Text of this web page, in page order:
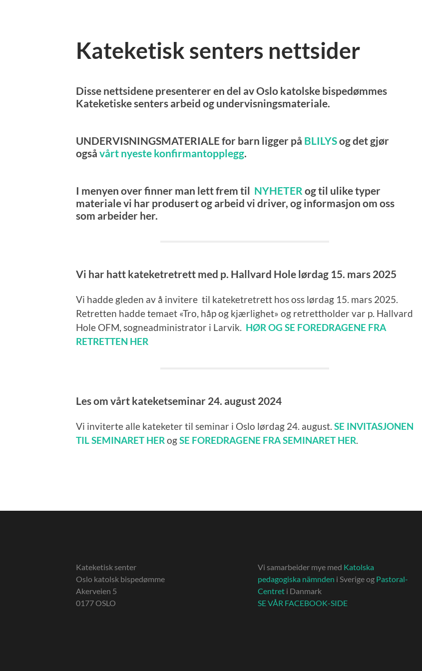
Kateketisk senters nettsider
Disse nettsidene presenterer en del av Oslo katolske bispedømmes
Kateketiske senters arbeid og undervisningsmateriale.
UNDERVISNINGSMATERIALE for barn ligger på BLILYSog det gjør
også vårt nyeste konfirmantopplegg.
I menyen over finner man lett frem til NYHETER og til ulike typer
materiale vi har produsert og arbeid vi driver, og informasjon om oss
som arbeider her.
Vi har hatt kateketretrett med p. Hallvard Hole lørdag 15. mars 2025
Vi hadde gleden av å invitere til kateketretrett hos oss lørdag 15. mars 2025.
Retretten hadde temaet «Tro, håp og kjærlighet» og retrettholder var p. Hallvard
Hole OFM, sogneadministrator i Larvik.
HØR OG SE FOREDRAGENE FRA
RETRETTEN HER
Les om vårt kateketseminar 24. august 2024
Vi inviterte alle kateketer til seminar i Oslo lørdag 24. august. SE INVITASJONEN
TIL SEMINARET HER ogSE FOREDRAGENE FRA SEMINARET HER
Kateketisk senter
Oslo katolsk bispedømme
Akerveien 5
0177 OSLO
Vi samarbeider mye med Katolska
pedagogiska nämnden i Sverige og Pastoral-
Centret i Danmark
SE VÅR FACEBOOK-SIDE